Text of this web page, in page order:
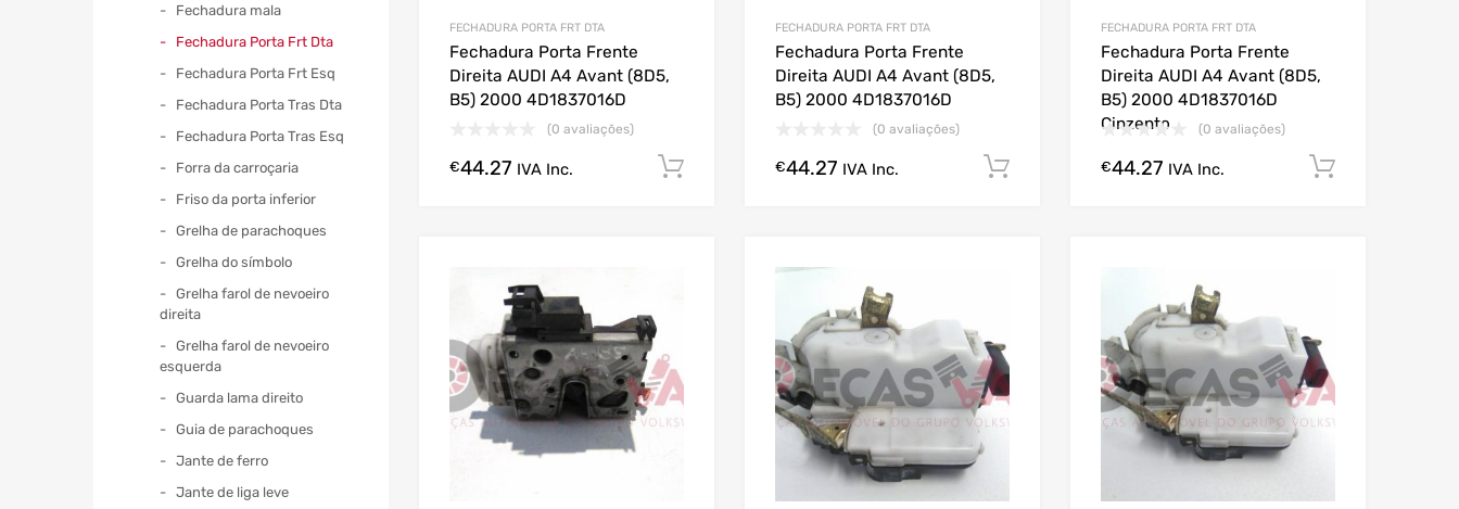
FECHADURA PORTA FRT DTA
Fechadura Porta Frente
Direita AUDI A4 Avant (8D5,
B5) 2000 4D1837016D
(0 avaliações)
€44.27 IVA Inc. Comprar Agora!
FECHADURA PORTA FRT DTA
Fechadura Porta Frente
Direita AUDI A4 Avant (8D5,
B5) 2000 4D1837016D
(0 avaliações)
€44.27 IVA Inc. Comprar Agora!
FECHADURA PORTA FRT DTA
Fechadura Porta Frente
Direita AUDI A4 Avant (8D5,
B5) 2000 4D1837016D
Cinzento
(0 avaliações)
€44.27 IVA Inc.
Fechadura mala
Fechadura Porta Frt Dta
Fechadura Porta Frt Esq
Fechadura Porta Tras Dta
Fechadura Porta Tras Esq
Forra da carroçaria
Friso da porta inferior
Grelha de parachoques
Grelha do símbolo
Grelha farol de nevoeiro
direita
Grelha farol de nevoeiro
esquerda
Guarda lama direito
Guia de parachoques
Jante de ferro
Jante de liga leve